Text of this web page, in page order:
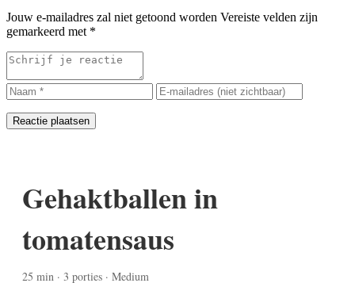
Jouw e-mailadres zal niet getoond worden Vereiste velden zijn
gemarkeerd met *
Reactie plaatsen
Gehaktballen in
tomatensaus
25 min · 3 porties · Medium